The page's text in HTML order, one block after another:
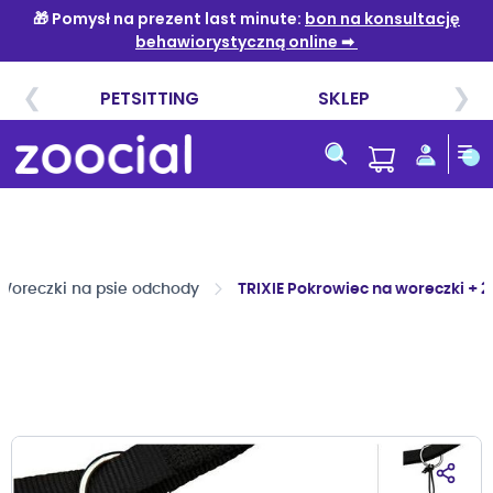
do
treści
na psie odchody TRIXIE Pokrowiec na woreczki +
Przejdź